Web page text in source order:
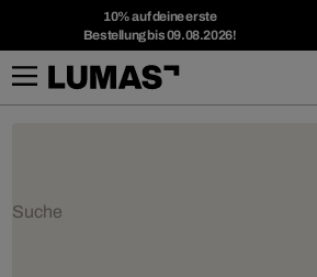
10% auf deine erste
Bestellung bis 09.08.2026!